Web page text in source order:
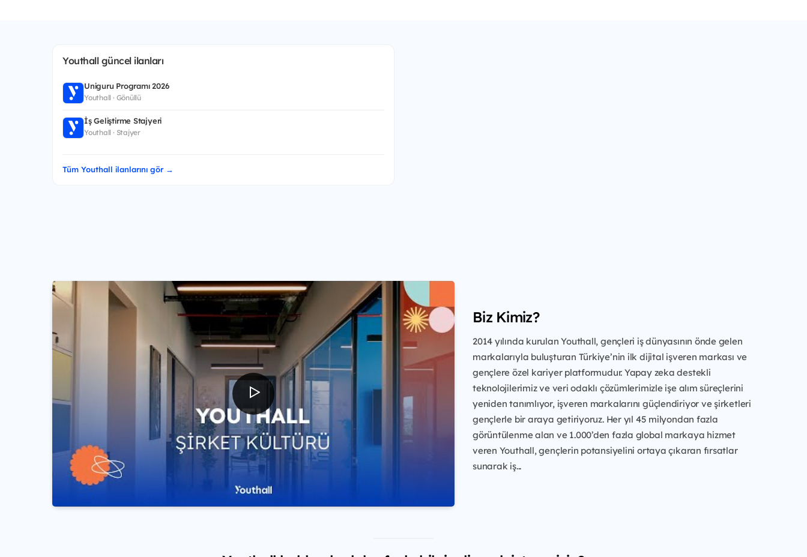
Youthall güncel ilanları
Uniguru Programı 2026
Youthall · Gönüllü
İş Geliştirme Stajyeri
Youthall · Stajyer
Tüm Youthall ilanlarını gör →
Biz Kimiz?
2014 yılında kurulan Youthall, gençleri iş dünyasının önde gelen
markalarıyla buluşturan Türkiye’nin ilk dijital işveren markası ve
gençlere özel kariyer platformudur. Yapay zeka destekli
teknolojilerimiz ve veri odaklı çözümlerimizle işe alım süreçlerini
yeniden tanımlıyor, işveren markalarını güçlendiriyor ve şirketleri
gençlerle bir araya getiriyoruz. Her yıl 45 milyondan fazla
görüntülenme alan ve 1.000’den fazla global markaya hizmet
veren Youthall, gençlerin potansiyelini ortaya çıkaran fırsatlar
sunarak iş...